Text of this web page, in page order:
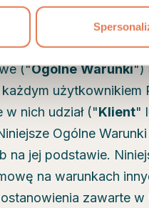
umożliwieniu
Usługi
("Ogólne Warunki")
nich udział ("Klient"
Ogólne
na jej podstawie.
na warunkach
zawarte w